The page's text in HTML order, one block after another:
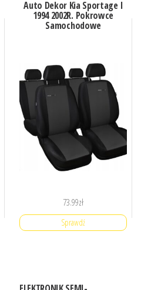
Auto Dekor Kia Sportage I
1994 2002R. Pokrowce
Samochodowe
73.99zł
Sprawdź